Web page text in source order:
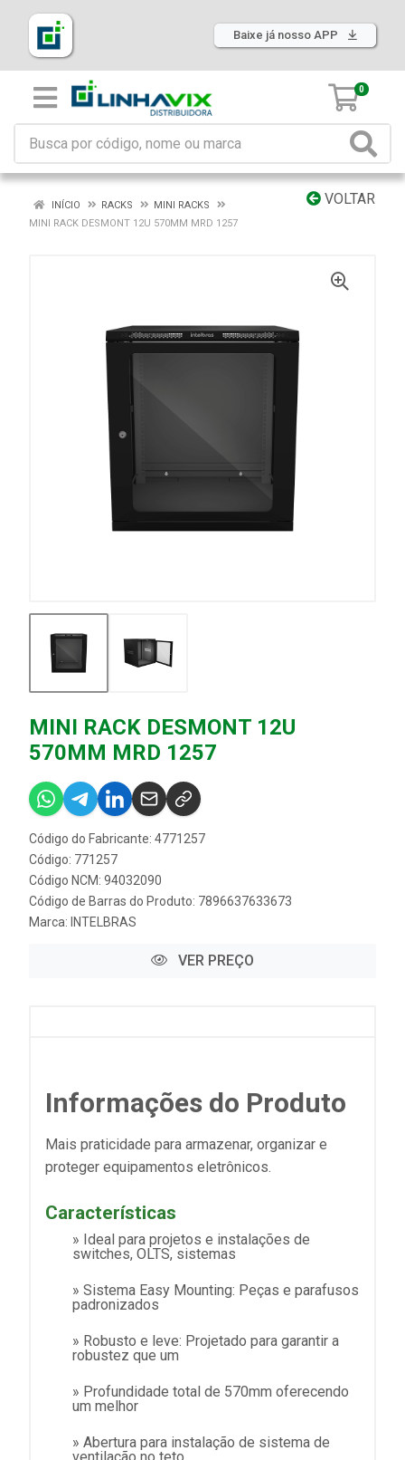
Baixe já nosso APP
0
VOLTAR
INÍCIO RACKS
MINI RACKS
MINI RACK DESMONT 12U 570MM MRD 1257
MINI RACK DESMONT 12U
570MM MRD 1257
Código do Fabricante: 4771257
Código: 771257
Código NCM: 94032090
Código de Barras do Produto: 7896637633673
Marca: INTELBRAS
VER PREÇO
Informações do Produto
Mais praticidade para armazenar, organizar e
proteger equipamentos eletrônicos.
Características
» Ideal para projetos e instalações de
switches, OLTS, sistemas
» Sistema Easy Mounting: Peças e parafusos
padronizados
» Robusto e leve: Projetado para garantir a
robustez que um
» Profundidade total de 570mm oferecendo
um melhor
» Abertura para instalação de sistema de